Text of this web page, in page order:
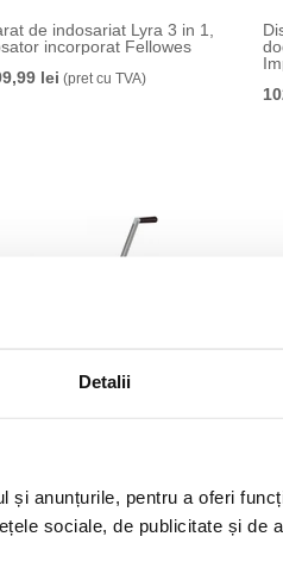
Detalii
și anunțurile, pentru a oferi
sociale, de publicitate și de
de indosariat Lyra 3 in 1,
incorporat Fellowes
lei (pret cu TVA)